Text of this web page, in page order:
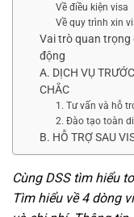
Về điều kiện visa
Về quy trình xin
Vai trò quan trọng
động
A. DỊCH VỤ
CHẮC
1. Tư vấn và hỗ
2. Đào tạo toàn
B. HỖ TRỢ SAU
Cùng DSS tìm hiểu
Tìm hiểu về 4 dòng